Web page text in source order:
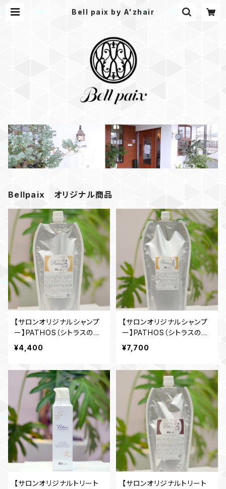
Bell paix by A'zhair
Bellpaix オリジナル商品
【サロンオリジナルシャンプ
ー】PATHOS（シトラスの香
り）詰め替え 480ml
¥4,400
【サロンオリジナルシャンプ
ー】PATHOS（シトラスの香
り）詰め替え 980ml
¥7,700
【サロンオリジナルトリート
【サロンオリジナルトリート